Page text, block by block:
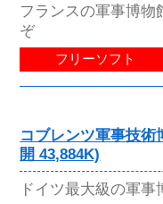
フランスの軍事博物
ぞ
フリーソフト
コブレンツ軍事技術
開 43,884K)
ドイツ最大級の軍